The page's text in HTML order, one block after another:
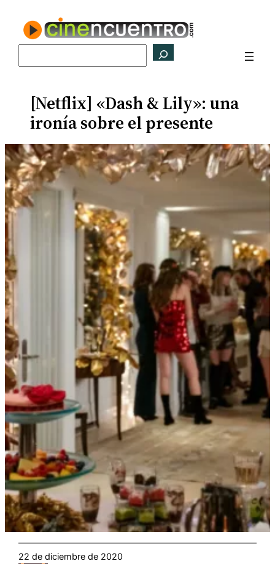
contenido
[Netflix] «Dash & Lily»: una
ironía sobre el presente
22 de diciembre de 2020